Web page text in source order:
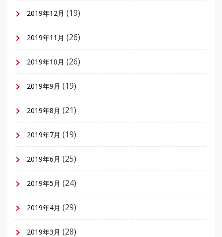
2019年12月 (19)
2019年11月 (26)
2019年10月 (26)
2019年9月 (19)
2019年8月 (21)
2019年7月 (19)
2019年6月 (25)
2019年5月 (24)
2019年4月 (29)
2019年3月 (28)